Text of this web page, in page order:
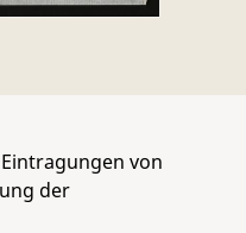
von
der